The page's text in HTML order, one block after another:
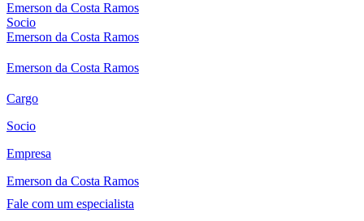
Emerson da Costa Ramos
Socio
Emerson da Costa Ramos
Emerson da Costa Ramos
Cargo
Socio
Empresa
Emerson da Costa Ramos
Fale com um especialista